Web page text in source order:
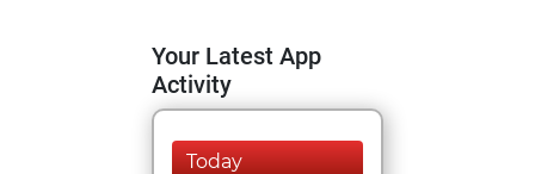
Your Latest App
Activity
Today